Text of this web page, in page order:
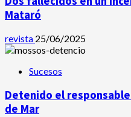
Mataró
revista 25/06/2025
Sucesos
Detenido el
de Mar